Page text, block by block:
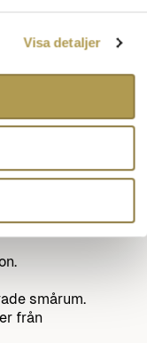
Visa detaljer
går att spara på
till
de bör vara
smårum.
från